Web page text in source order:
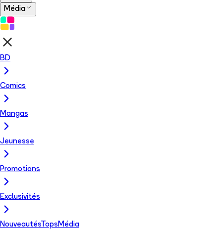
Média
BD
Comics
Mangas
Jeunesse
Promotions
Exclusivités
NouveautésTops Média